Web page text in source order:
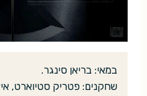
במאי: בריאן סינגר.
שחקנים: פטריק סטיוארט,